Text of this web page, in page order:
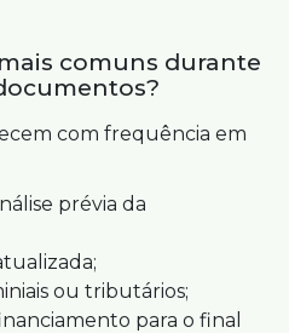
comuns durante
com frequência em
prévia da
ou tributários;
para o final